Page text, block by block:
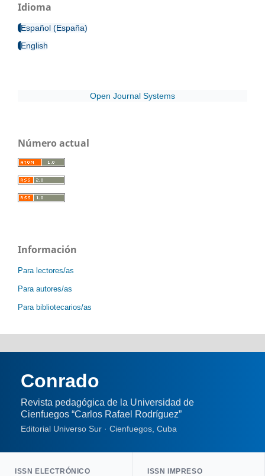
Idioma
Español (España)
English
Open Journal Systems
Número actual
Información
Para lectores/as
Para autores/as
Para bibliotecarios/as
Conrado
Revista pedagógica de la Universidad de
Cienfuegos “Carlos Rafael Rodríguez”
Editorial Universo Sur · Cienfuegos, Cuba
ISSN ELECTRÓNICO ISSN IMPRESO